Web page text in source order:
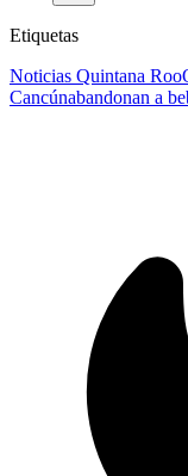
Etiquetas
Noticias Quintana Roo
Cancúnabandonan a